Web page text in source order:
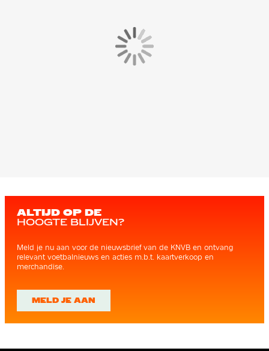
ALTIJD OP DE
HOOGTE BLIJVEN?
Meld je nu aan voor de nieuwsbrief van de KNVB en ontvang
relevant voetbalnieuws en acties m.b.t. kaartverkoop en
merchandise.
MELD JE AAN